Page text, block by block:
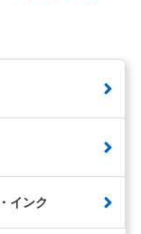
インク